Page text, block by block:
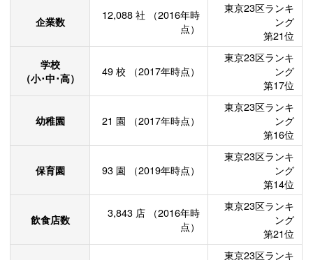
企業数 12,088 社
（2016年時
点）
東京23区ランキ
ング
第21位
学校
（小･中･高）
49 校 （2017年時点）
東京23区ランキ
ング
第17位
幼稚園 21 園 （2017年時点）
東京23区ランキ
ング
第16位
保育園 93 園 （2019年時点）
東京23区ランキ
ング
第14位
飲食店数 3,843 店
（2016年時
点）
東京23区ランキ
ング
第21位
東京23区ランキ